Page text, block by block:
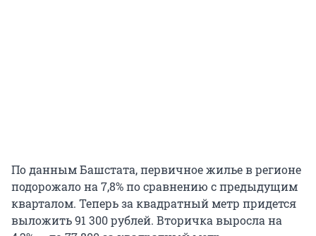
По данным Башстата, первичное жилье в регионе
подорожало на 7,8% по сравнению с предыдущим
кварталом. Теперь за квадратный метр придется
выложить 91 300 рублей. Вторичка выросла на